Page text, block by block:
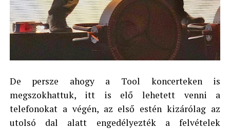
De persze ahogy a Tool koncerteken is
megszokhattuk, itt is elő lehetett venni a
telefonokat a végén, az első estén kizárólag az
utolsó dal alatt engedélyezték a felvételek